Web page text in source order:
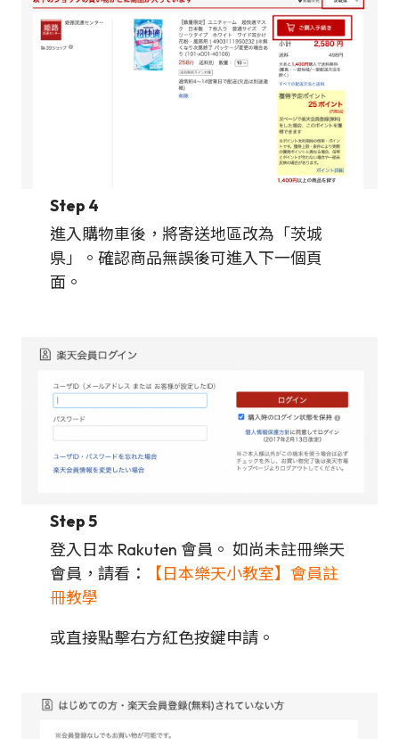
Step 4
進入購物車後，將寄送地區改為「茨城
県」。確認商品無誤後可進入下一個頁
面。
Step 5
登入日本 Rakuten 會員。 如尚未註冊樂天
會員，請看：
【日本樂天小教室】會員註
冊教學
或直接點擊右方紅色按鍵申請。